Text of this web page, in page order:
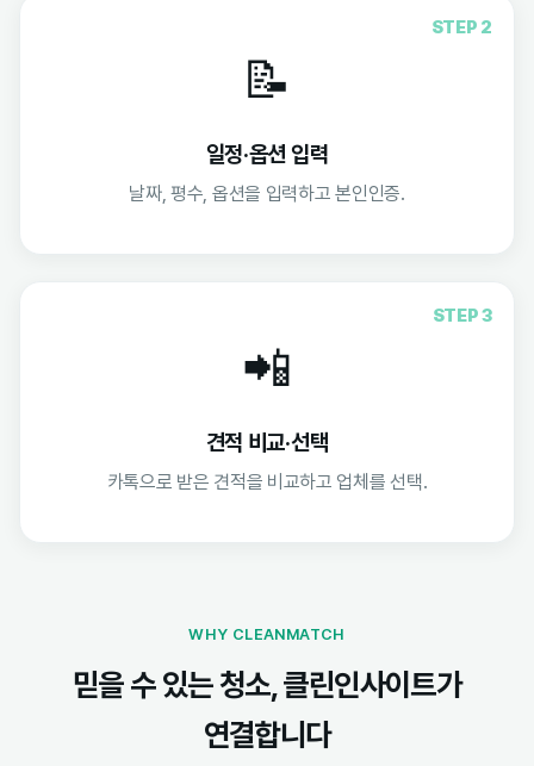
STEP 2
📝
일정·옵션 입력
날짜, 평수, 옵션을 입력하고 본인인증.
STEP 3
📲
견적 비교·선택
카톡으로 받은 견적을 비교하고 업체를 선택.
WHY CLEANMATCH
믿을 수 있는 청소, 클린인사이트가
연결합니다